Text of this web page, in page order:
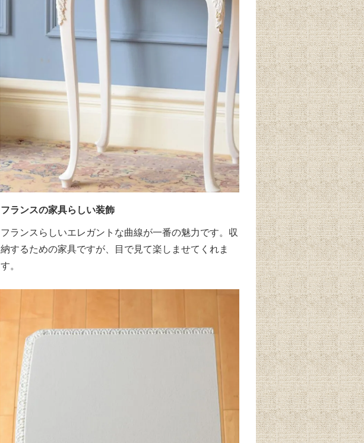
フランスの家具らしい装飾
フランスらしいエレガントな曲線が一番の魅力です。収
納するための家具ですが、目で見て楽しませてくれま
す。